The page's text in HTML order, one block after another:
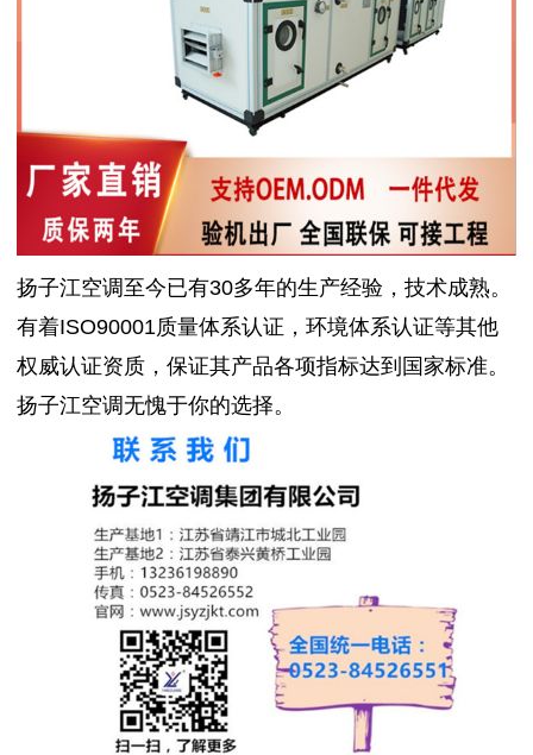
扬子江空调至今已有30多年的生产经验，技术成熟。
有着ISO90001质量体系认证，环境体系认证等其他
权威认证资质，保证其产品各项指标达到国家标准。
扬子江空调无愧于你的选择。